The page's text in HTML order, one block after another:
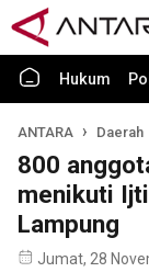
Hukum
ANTARA Daerah
800
menikuti
Lampung
Jumat, 28